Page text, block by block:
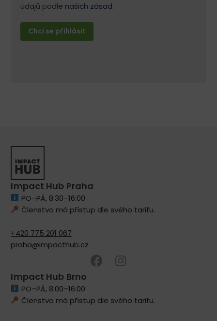
údajů podle našich zásad.
Impact Hub Praha
PO–PÁ, 8:30–16:00
Členstvo má přístup dle svého tarifu.
+420 775 201 067
praha@impacthub.cz
Impact Hub Brno
PO–PÁ, 8:00–16:00
Členstvo má přístup dle svého tarifu.